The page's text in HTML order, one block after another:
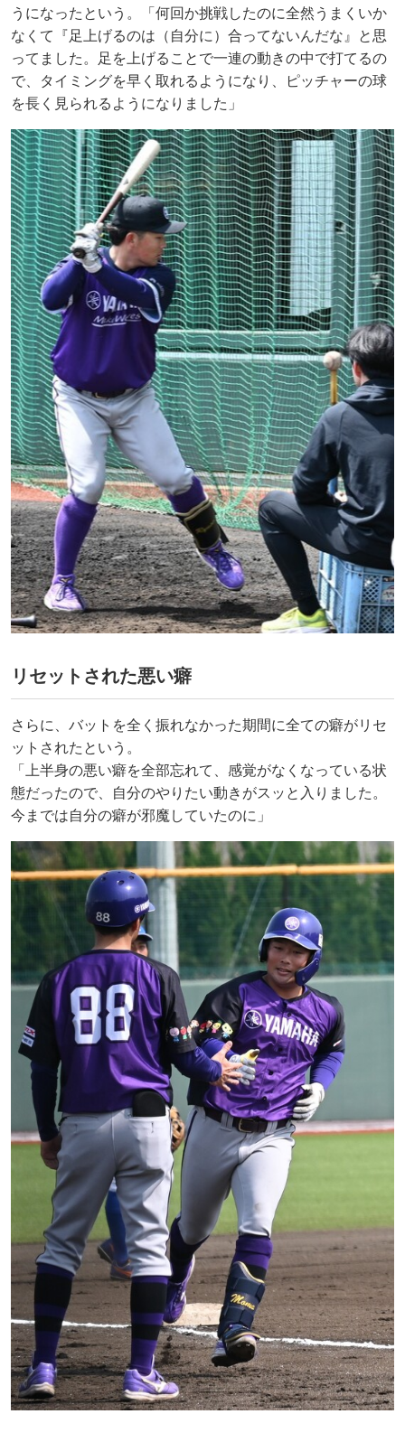
うになったという。「何回か挑戦したのに全然うまくいか
なくて『足上げるのは（自分に）合ってないんだな』と思
ってました。足を上げることで一連の動きの中で打てるの
で、タイミングを早く取れるようになり、ピッチャーの球
を長く見られるようになりました」
リセットされた悪い癖
さらに、バットを全く振れなかった期間に全ての癖がリセ
ットされたという。
「上半身の悪い癖を全部忘れて、感覚がなくなっている状
態だったので、自分のやりたい動きがスッと入りました。
今までは自分の癖が邪魔していたのに」